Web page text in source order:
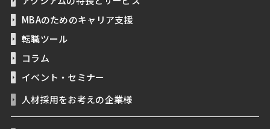
MBAのためのキャリア支援
転職ツール
コラム
イベント・セミナー
人材採用をお考えの企業様